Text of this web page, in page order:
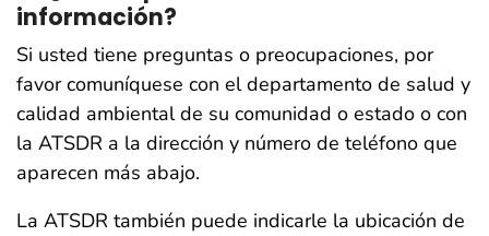
información?
Si usted tiene preguntas o preocupaciones, por
favor comuníquese con el departamento de salud y
calidad ambiental de su comunidad o estado o con
la ATSDR a la dirección y número de teléfono que
aparecen más abajo.
La ATSDR también puede indicarle la ubicación de